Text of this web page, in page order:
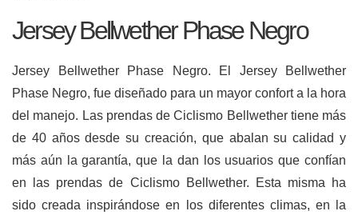
Jersey Bellwether Phase Negro
Jersey Bellwether Phase Negro.
El Jersey Bellwether
Phase Negro, fue diseñado para un mayor confort a la hora
del manejo. Las prendas de Ciclismo Bellwether tiene más
de 40 años desde su creación, que abalan su calidad y
más aún la garantía, que la dan los usuarios que confían
en las prendas de Ciclismo Bellwether. Esta misma ha
sido creada inspirándose en los diferentes climas, en la